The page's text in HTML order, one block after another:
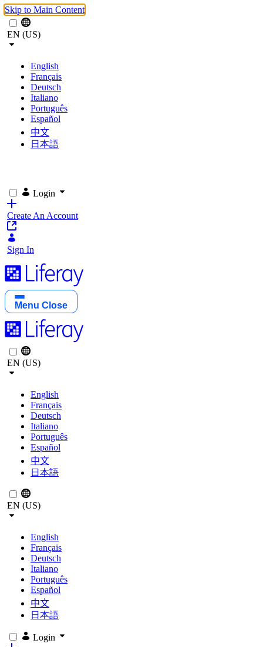
Skip to Main Content
EN (US)
English
Français
Deutsch
Italiano
Português
Español
中文
日本語
Login
Create An Account
Sign In
Menu Close
EN (US)
English
Français
Deutsch
Italiano
Português
Español
中文
日本語
EN (US)
English
Français
Deutsch
Italiano
Português
Español
中文
日本語
Login